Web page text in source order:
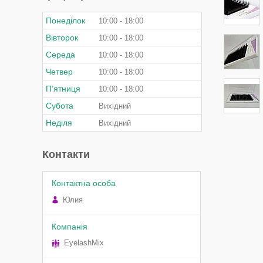
Понеділок 10:00 18:00
Вівторок 10:00 18:00
Середа 10:00 18:00
Четвер 10:00 18:00
Пʼятниця 10:00 18:00
Субота Вихідний
Неділя Вихідний
Контакти
Юлия
EyelashMix